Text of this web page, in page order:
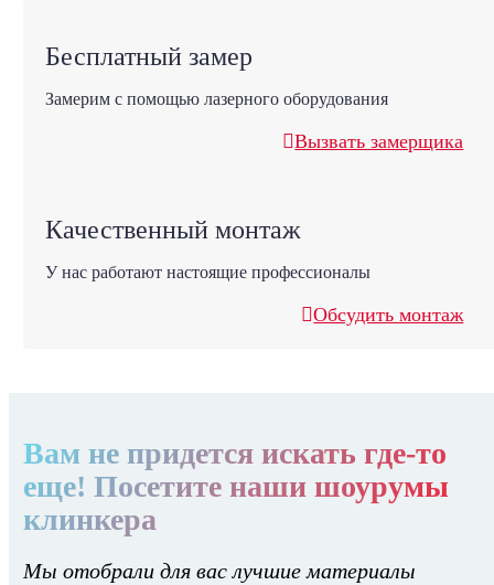
Бесплатный замер
Замерим с помощью лазерного оборудования
Вызвать замерщика
Качественный монтаж
У нас работают настоящие профессионалы
Обсудить монтаж
Вам не придется искать где-то
еще! Посетите наши шоурумы
клинкера
Мы отобрали для вас лучшие материалы